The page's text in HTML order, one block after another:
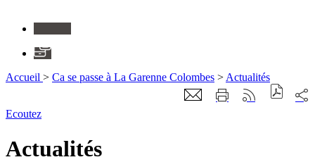
Accueil > Ca se passe à La Garenne Colombes > Actualités
Ecoutez
Actualités